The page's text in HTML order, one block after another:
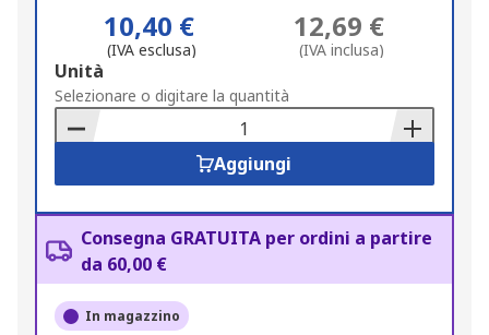
10,40 €
(IVA esclusa)
12,69 €
(IVA inclusa)
Add
to
Basket
Unità
Selezionare o digitare la quantità
Aggiungi
Consegna GRATUITA per ordini a partire
da 60,00 €
In magazzino